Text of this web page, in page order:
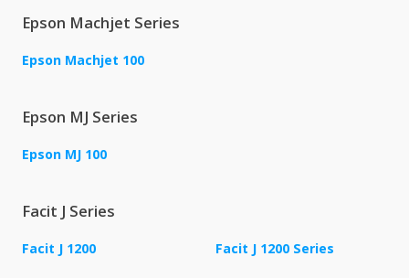
Epson Machjet Series
Epson Machjet 100
Epson MJ Series
Epson MJ 100
Facit J Series
Facit J 1200 Facit J 1200 Series